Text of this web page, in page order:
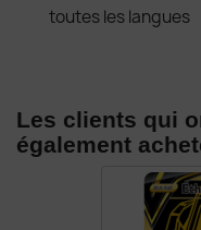
toutes les langues
Les clients qui
également